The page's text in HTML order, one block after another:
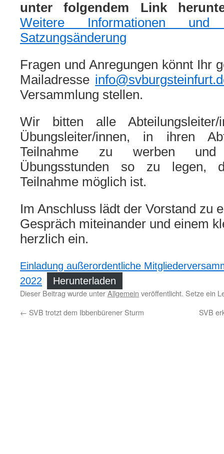
unter folgendem Link
Weitere Informationen
Satzungsänderung
Fragen und Anregungen könnt Ihr
Mailadresse
Versammlung stellen.
Wir bitten alle
Übungsleiter/innen, in ihren
Teilnahme zu werben und
Übungsstunden so zu legen,
Teilnahme möglich ist.
Im Anschluss lädt der Vorstand zu
Gespräch miteinander und einem
herzlich ein.
Einladung außerordentliche
2022
Herunterladen
Dieser Beitrag wurde unterAllgemein veröffentlicht. Setze ein
← SVB trotzt dem Ibbenbürener Sturm SVB